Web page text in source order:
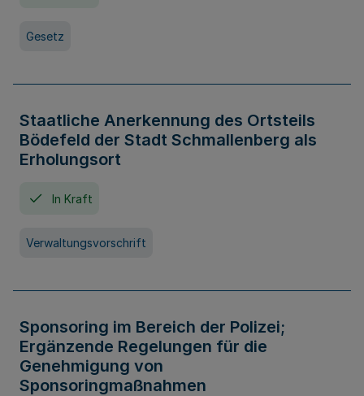
Gesetz
Staatliche Anerkennung des Ortsteils
Bödefeld der Stadt Schmallenberg als
Erholungsort
In Kraft
Verwaltungsvorschrift
Sponsoring im Bereich der Polizei;
Ergänzende Regelungen für die
Genehmigung von
Sponsoringmaßnahmen